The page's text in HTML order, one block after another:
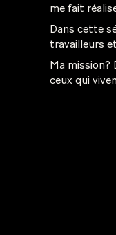
me fait
Dans cette
travailleurs
Ma mission?
ceux qui